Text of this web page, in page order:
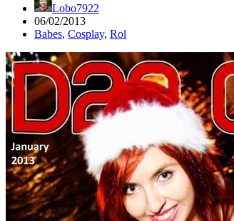
Lobo7922
06/02/2013
Babes, Cosplay, Rol